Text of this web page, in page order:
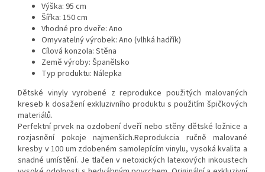
Výška: 95 cm
Šířka: 150 cm
Vhodné pro dveře: Ano
Omyvatelný výrobek: Ano (vlhká hadřík)
Cílová konzola: Stěna
Země výroby: Španělsko
Typ produktu: Nálepka
Dětské vinyly vyrobené z reprodukce použitých malovaných
kreseb k dosažení exkluzivního produktu s použitím špičkových
materiálů.
Perfektní prvek na ozdobení dveří nebo stěny dětské ložnice a
rozjasnění pokoje najmenších.Reprodukcia ručně malované
kresby v 100 um zdobeném samolepícím vinylu, vysoká kvalita a
snadné umístění. Je tlačen v netoxických latexových inkoustech